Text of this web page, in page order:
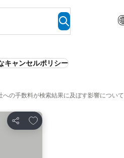
キャンセルポリシー
への手数料が検索結果に及ぼす影響について
シェア
お気に入りに追加